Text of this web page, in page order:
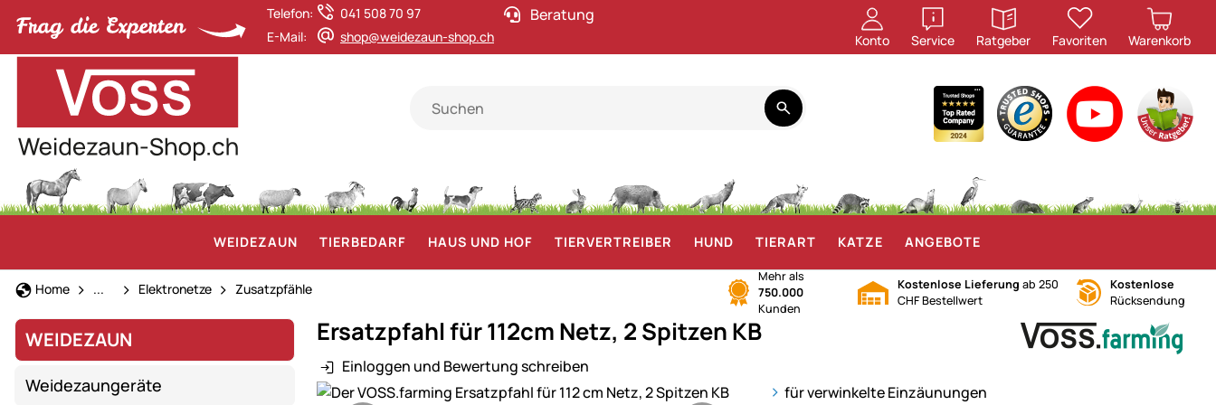
Telefon:
041 508 70 97
E-Mail:
shop@weidezaun-shop.ch
Beratung
Konto Service
öffnen
Ratgeber
öffnen
Favoriten Warenkorb
WEIDEZAUN TIERBEDARF HAUS UND HOF TIERVERTREIBER HUND TIERART KATZE ANGEBOTE
Home Weidezaun
... Elektronetze Zusatzpfähle
Mehr als
750.000
Kunden
Kostenlose Lieferung ab 250
CHF Bestellwert
Kostenlose
Rücksendung
WEIDEZAUN
Weidezaungeräte
Ersatzpfahl für 112cm Netz, 2 Spitzen KB
Einloggen und Bewertung schreiben
Produktgalerie
für verwinkelte Einzäunungen